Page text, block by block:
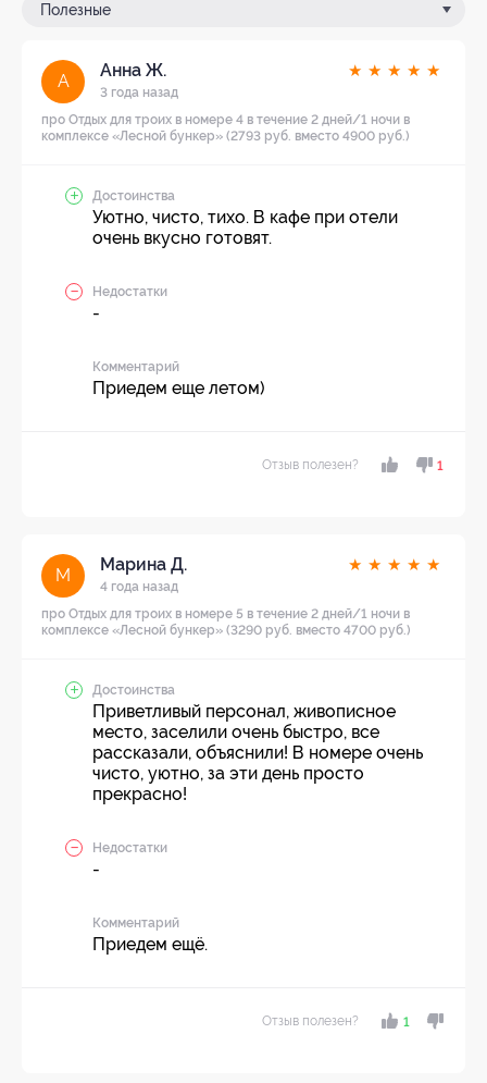
Полезные
А
Анна Ж.
3 года назад
★ ★ ★ ★ ★
про Отдых для троих в номере 4 в течение 2 дней/1 ночи в
комплексе «Лесной бункер» (2793 руб. вместо 4900 руб.)
Достоинства
Уютно, чисто, тихо. В кафе при отели
очень вкусно готовят.
Недостатки
-
Комментарий
Приедем еще летом)
Отзыв полезен? 1
М
Марина Д.
4 года назад
★ ★ ★ ★ ★
про Отдых для троих в номере 5 в течение 2 дней/1 ночи в
комплексе «Лесной бункер» (3290 руб. вместо 4700 руб.)
Достоинства
Приветливый персонал, живописное
место, заселили очень быстро, все
рассказали, объяснили! В номере очень
чисто, уютно, за эти день просто
прекрасно!
Недостатки
-
Комментарий
Приедем ещё.
Отзыв полезен? 1